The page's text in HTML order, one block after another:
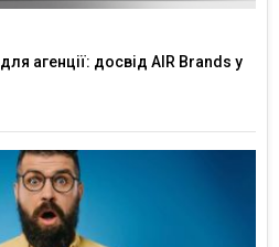
агенції: досвід AIR Brands у